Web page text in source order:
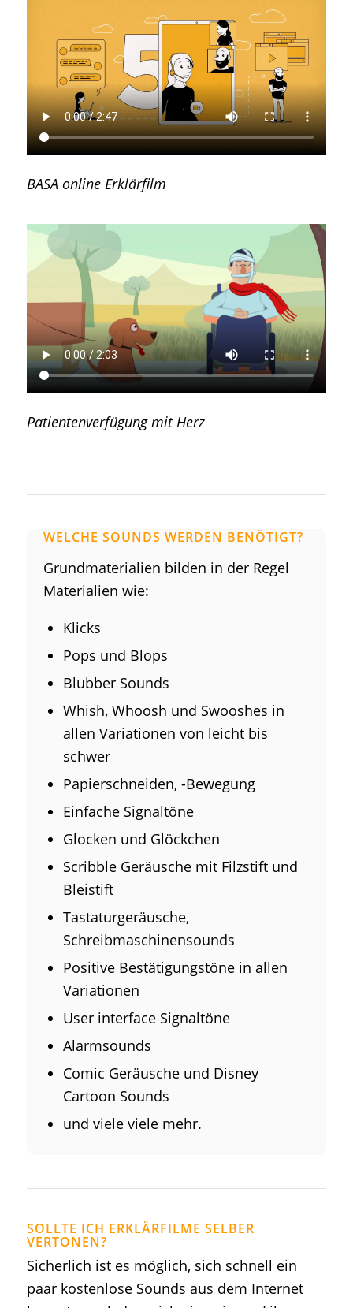
BASA online Erklärfilm
Patientenverfügung mit Herz
WELCHE SOUNDS WERDEN BENÖTIGT?
Grundmaterialien bilden in der Regel
Materialien wie:
Klicks
Pops und Blops
Blubber Sounds
Whish, Whoosh und Swooshes in
allen Variationen von leicht bis
schwer
Papierschneiden, -Bewegung
Einfache Signaltöne
Glocken und Glöckchen
Scribble Geräusche mit Filzstift und
Bleistift
Tastaturgeräusche,
Schreibmaschinensounds
Positive Bestätigungstöne in allen
Variationen
User interface Signaltöne
Alarmsounds
Comic Geräusche und Disney
Cartoon Sounds
und viele viele mehr.
SOLLTE ICH ERKLÄRFILME SELBER
VERTONEN?
Sicherlich ist es möglich, sich schnell ein
paar kostenlose Sounds aus dem Internet